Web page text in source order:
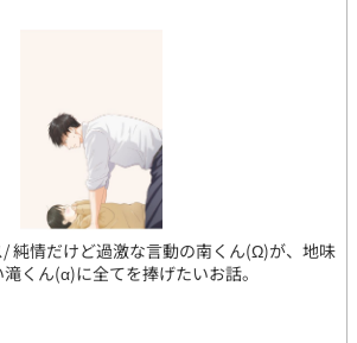
純情だけど過激な言動の南くん(Ω)が、地味
くん(α)に全てを捧げたいお話。